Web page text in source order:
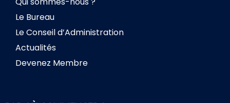
Le Bureau
Le Conseil d’Administration
Actualités
Devenez Membre